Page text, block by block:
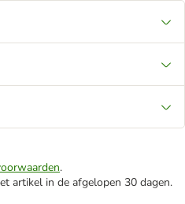
.
artikel in de afgelopen 30 dagen.